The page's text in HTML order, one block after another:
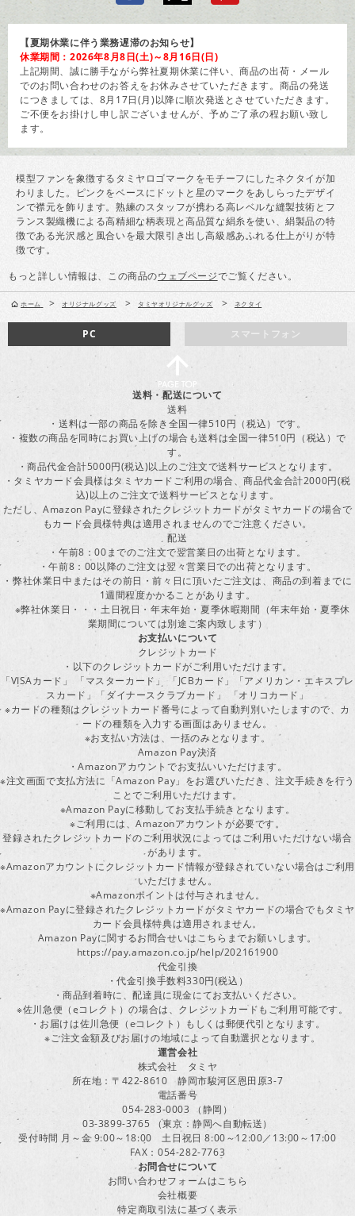
【夏期休業に伴う業務遅滞のお知らせ】
休業期間：2026年8月8日(土)～8月16日(日)
上記期間、誠に勝手ながら弊社夏期休業に伴い、商品の出荷・メール
でのお問い合わせのお答えをお休みさせていただきます。商品の発送
につきましては、8月17日(月)以降に順次発送とさせていただきます。
ご不便をお掛けし申し訳ございませんが、予めご了承の程お願い致し
ます。
模型ファンを象徴するタミヤロゴマークをモチーフにしたネクタイが加
わりました。ピンクをベースにドットと星のマークをあしらったデザイ
ンで襟元を飾ります。熟練のスタッフが携わる高レベルな縫製技術とフ
ランス製織機による高精細な柄表現と高品質な絹糸を使い、絹製品の特
徴である光沢感と風合いを最大限引き出し高級感あふれる仕上がりが特
徴です。
もっと詳しい情報は、この商品のウェブページでご覧ください。
ホーム > オリジナルグッズ > タミヤオリジナルグッズ > ネクタイ
スマートフォン
PC
送料・配送について
送料
・送料は一部の商品を除き全国一律510円（税込）です。
・複数の商品を同時にお買い上げの場合も送料は全国一律510円（税込）で
す。
・商品代金合計5000円(税込)以上のご注文で送料サービスとなります。
・タミヤカード会員様はタミヤカードご利用の場合、商品代金合計2000円(税
込)以上のご注文で送料サービスとなります。
ただし、Amazon Payに登録されたクレジットカードがタミヤカードの場合で
もカード会員様特典は適用されませんのでご注意ください。
配送
・午前8：00までのご注文で翌営業日の出荷となります。
・午前8：00以降のご注文は翌々営業日での出荷となります。
・弊社休業日中またはその前日・前々日に頂いたご注文は、商品の到着までに
1週間程度かかることがあります。
※弊社休業日・・・土日祝日・年末年始・夏季休暇期間（年末年始・夏季休
業期間については別途ご案内致します）
お支払いについて
クレジットカード
・以下のクレジットカードがご利用いただけます。
「VISAカード」 「マスターカード」 「JCBカード」「アメリカン・エキスプレ
スカード」「ダイナースクラブカード」 「オリコカード」
※カードの種類はクレジットカード番号によって自動判別いたしますので、カ
ードの種類を入力する画面はありません。
※お支払い方法は、一括のみとなります。
Amazon Pay決済
・Amazonアカウントでお支払いいただけます。
※注文画面で支払方法に「Amazon Pay」をお選びいただき、注文手続きを行う
ことでご利用いただけます。
※Amazon Payに移動してお支払手続きとなります。
※ご利用には、Amazonアカウントが必要です。
登録されたクレジットカードのご利用状況によってはご利用いただけない場合
があります。
※Amazonアカウントにクレジットカード情報が登録されていない場合はご利用
いただけません。
※Amazonポイントは付与されません。
※Amazon Payに登録されたクレジットカードがタミヤカードの場合でもタミヤ
カード会員様特典は適用されません。
Amazon Payに関するお問合せいはこちらまでお願いします。
https://pay.amazon.co.jp/help/202161900
代金引換
・代金引換手数料330円(税込）
・商品到着時に、配達員に現金にてお支払いください。
※佐川急便（eコレクト）の場合は、クレジットカードもご利用可能です。
・お届けは佐川急便（eコレクト）もしくは郵便代引となります。
※ご注文金額及びお届けの地域によって自動選択となります。
運営会社
株式会社 タミヤ
所在地：〒422-8610 静岡市駿河区恩田原3-7
電話番号
054-283-0003 （静岡）
03-3899-3765 （東京：静岡へ自動転送）
受付時間 月～金 9:00～18:00 土日祝日 8:00～12:00／13:00～17:00
FAX：054-282-7763
お問合せについて
お問い合わせフォームはこちら
会社概要
特定商取引法に基づく表示